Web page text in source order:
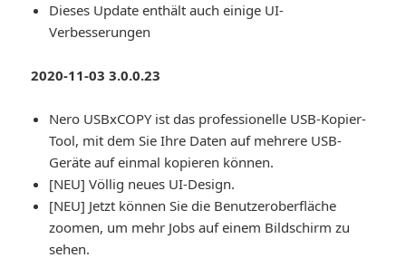
Dieses Update enthält auch einige UI-
Verbesserungen
2020-11-03 3.0.0.23
Nero USBxCOPY ist das professionelle USB-Kopier-
Tool, mit dem Sie Ihre Daten auf mehrere USB-
Geräte auf einmal kopieren können.
[NEU] Völlig neues UI-Design.
[NEU] Jetzt können Sie die Benutzeroberfläche
zoomen, um mehr Jobs auf einem Bildschirm zu
sehen.